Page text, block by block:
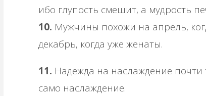
ибо глупость смешит, а мудрость
10. Мужчины похожи на апрель,
декабрь, когда уже женаты.
11. Надежда на наслаждение почти
само наслаждение.